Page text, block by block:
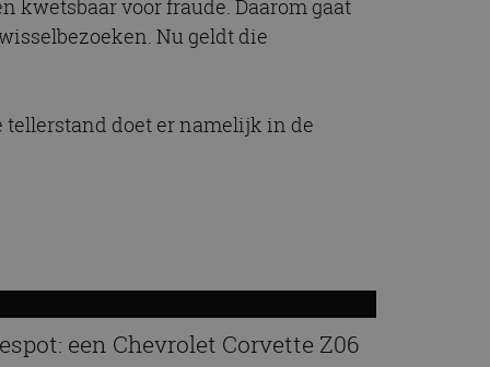
kwetsbaar voor fraude. Daarom gaat
Nu geldt die
doet er namelijk in de
een Chevrolet Corvette Z06
- wat een
van
te onderscheiden
te
leveren, zoals
die de
uit over hoe